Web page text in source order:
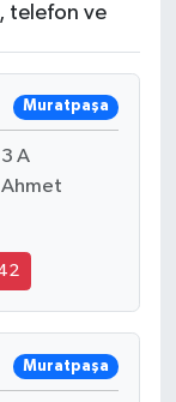
telefon ve
Muratpaşa
A
Ahmet
Muratpaşa